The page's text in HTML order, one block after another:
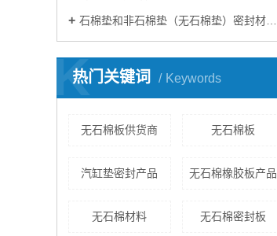
石棉垫和非石棉垫（无石棉垫）密封材料有什么区别
热门关键词 Keywords
K
无石棉板供货商 无​石棉板
汽缸垫密封产品 无石棉橡胶板产品
无石棉材料 无石棉密封板